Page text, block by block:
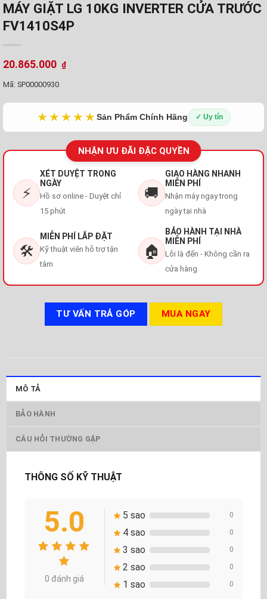
MÁY GIẶT LG 10KG INVERTER CỬA TRƯỚC
FV1410S4P
20.865.000 ₫
Mã: SP00000930
★★★★★Sản Phẩm Chính Hãng ✓ Uy tín
NHẬN ƯU ĐÃI ĐẶC QUYỀN
⚡
XÉT DUYỆT TRONG
NGÀY
Hồ sơ online - Duyệt chỉ
15 phút
🚚
GIAO HÀNG NHANH
MIỄN PHÍ
Nhận máy ngay trong
ngày tại nhà
🛠️
MIỄN PHÍ LẮP ĐẶT
Kỹ thuật viên hỗ trợ tận
tâm
🏠
BẢO HÀNH TẠI NHÀ
MIỄN PHÍ
Lỗi là đến - Không cần ra
cửa hàng
TƯ VẤN TRẢ GÓP MUA NGAY
MÔ TẢ
BẢO HÀNH
CÂU HỎI THƯỜNG GẶP
THÔNG SỐ KỸ THUẬT
5.0
0 đánh giá
5 sao 0
4 sao 0
3 sao 0
2 sao 0
1 sao 0